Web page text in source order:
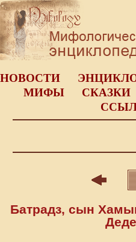
НОВОСТИ
МИФЫ
СКАЗКИ
Батрадз, сын